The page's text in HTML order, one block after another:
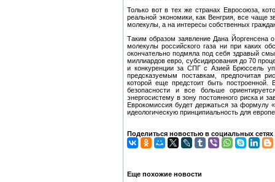
Только вот в тех же странах Евросоюза,
реальной экономики, как Венгрия, все чаще
молекулы, а на интересы собственных
Таким образом заявление Дана Йоргенсена
молекулы российского газа ни при каких
окончательно подмяла под себя здравый
миллиардов евро, субсидирования до 70
и конкуренции за СПГ с Азией Брюссель
предсказуемым поставкам, предпочитая
которой еще предстоит быть построенной.
безопасности и все больше
энергосистему в зону постоянного риска и
Еврокомиссия будет держаться за формулу
идеологическую принципиальность для
Поделиться новостью в социальных сетях
Еще похожие новости